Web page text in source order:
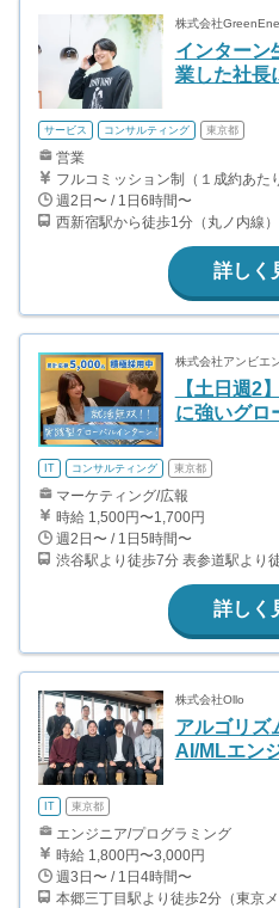
株式会社
インターン
業した社長
サービス コンサルティング 東京都
営業
週2日〜 / 1日6時間〜
西新宿駅から徒歩1分（丸ノ内線）
詳しく
株式会社アンビエ
【土日週2
に強いグロ
IT コンサルティング 東京都
マーケティング/広報
時給 1,500円〜1,700円
週2日〜 / 1日5時間〜
渋谷駅より徒歩7分 表参道駅より
詳しく
株式会社Ollo
アルゴリズ
AI/MLエン
IT 東京都
エンジニア/プログラミング
時給 1,800円〜3,000円
週3日〜 / 1日4時間〜